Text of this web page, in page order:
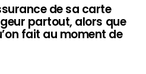
de sa carte
partout, alors que
fait au moment de